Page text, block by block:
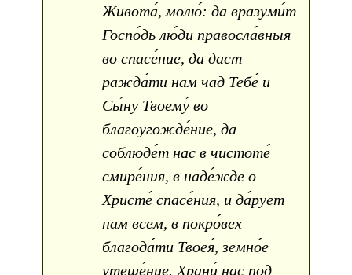
Живота́, молю́: да вразуми́т
Госпо́дь лю́ди правосла́вныя
во спасе́ние, да даст
ражда́ти нам чад Тебе́ и
Сы́ну Твоему́ во
благоугожде́ние, да
соблюде́т нас в чистоте́
смире́ния, в наде́жде о
Христе́ спасе́ния, и да́рует
нам всем, в покро́вех
благода́ти Твоея́, земно́е
утеше́ние. Храни́ нас под